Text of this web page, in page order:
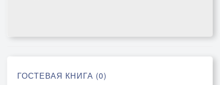
ГОСТЕВАЯ КНИГА (0)